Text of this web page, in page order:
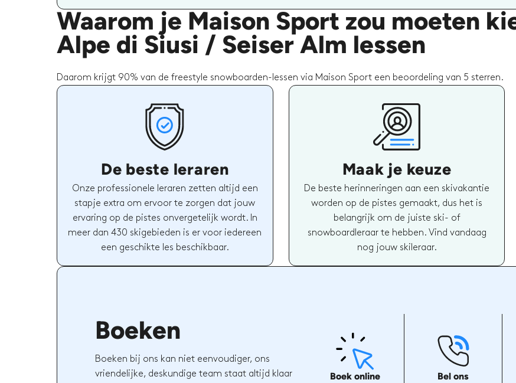
Waarom je Maison Sport zou moeten
Alpe di Siusi / Seiser Alm lessen
Daarom krijgt 90% van de freestyle snowboarden-lessen via Maison Sport een beoordeling van 5 sterren.
De beste leraren
Onze professionele leraren zetten altijd een
stapje extra om ervoor te zorgen dat jouw
ervaring op de pistes onvergetelijk wordt. In
meer dan 430 skigebieden is er voor iedereen
een geschikte les beschikbaar.
Maak je keuze
De beste herinneringen aan een skivakantie
worden op de pistes gemaakt, dus het is
belangrijk om de juiste ski- of
snowboardleraar te hebben. Vind vandaag
nog jouw skileraar.
Boeken
Boeken bij ons kan niet eenvoudiger, ons
vriendelijke, deskundige team staat altijd klaar
Boek online Bel ons